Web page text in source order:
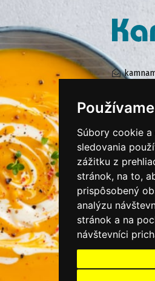
Súbory cookie
sledovania
zážitku z
stránok, na to,
prispôsobený
analýzu
stránok a na
návštevníciOchrana
Cookies
Moje